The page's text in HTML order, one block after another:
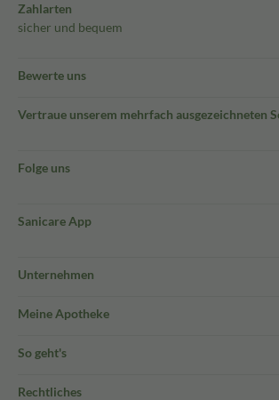
Zahlarten
sicher und bequem
Bewerte uns
Vertraue unserem mehrfach ausgezeichneten
Folge uns
Sanicare App
Unternehmen
Meine Apotheke
So geht's
Rechtliches